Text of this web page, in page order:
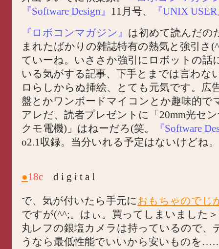
『Software Design』 11月号、
『UNIX
『ロボコンマガジン』 は初めて読んだの
まれたばかりの雑誌特有の熱気と強引さ
ていーね。いささか強引にロボットの話
いる気がする記事、下手とまでは言わな
ロらしからぬ挿絵、とても元気です。広
盤とかワンボードマイコンとか趣味的で
アレだ、読者プレゼントに「20mm光セ
クモ電機)」はねーだろ(笑。
『Software
o2.1収録。当分いれる予定はないけどね。
●18c d i g i t a l
で、気が付いたら手元に おもちゃのでじ
ですが(^^;。はぃ。買ってしまいました＞
丸レフの銀塩カメラは持っているので、
うなら最低性能でいいから安いものを